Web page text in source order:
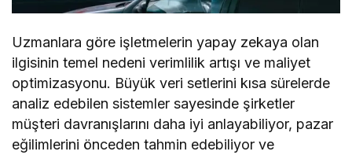
Uzmanlara göre işletmelerin yapay zekaya olan
ilgisinin temel nedeni verimlilik artışı ve maliyet
optimizasyonu. Büyük veri setlerini kısa sürelerde
analiz edebilen sistemler sayesinde şirketler
müşteri davranışlarını daha iyi anlayabiliyor, pazar
eğilimlerini önceden tahmin edebiliyor ve